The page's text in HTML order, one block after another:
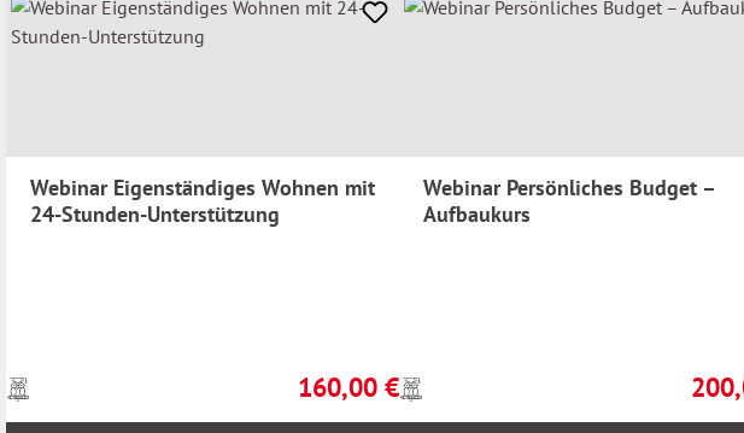
Webinar Eigenständiges Wohnen mit
24-Stunden-Unterstützung
Regulärer Preis:
160,00 €
Preise
inkl.
Webinar Persönliches Budget –
Aufbaukurs
Preise
inkl.